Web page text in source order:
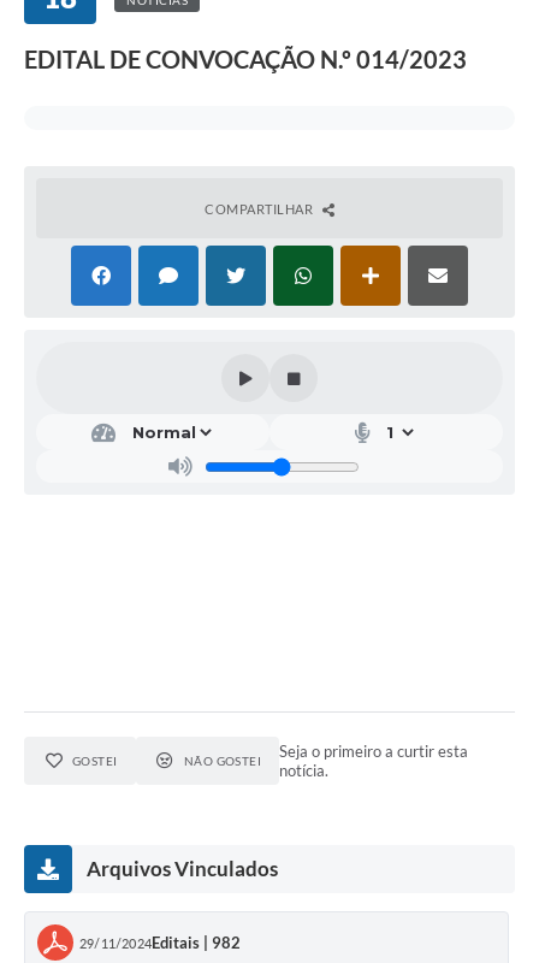
EDITAL DE CONVOCAÇÃO N.º 014/2023
COMPARTILHAR
GOSTEI NÃO GOSTEI
Seja o primeiro a curtir esta
notícia.
Arquivos Vinculados
29/11/2024Editais | 982